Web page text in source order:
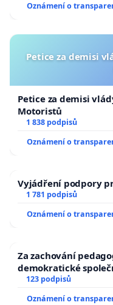
Oznámení o
Petice za demisi
Petice za demisi
Motoristů
1 838 podpisů
Oznámení o
Vyjádření podpory
1 781 podpisů
Oznámení o
Za zachování
demokratické
123 podpisů
Oznámení o